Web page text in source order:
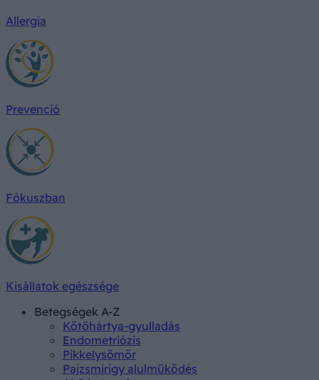
Allergia
Prevenció
Fókuszban
Kisállatok egészsége
Betegségek A-Z
Kötőhártya-gyulladás
Endometriózis
Pikkelysömör
Pajzsmirigy alulműködés